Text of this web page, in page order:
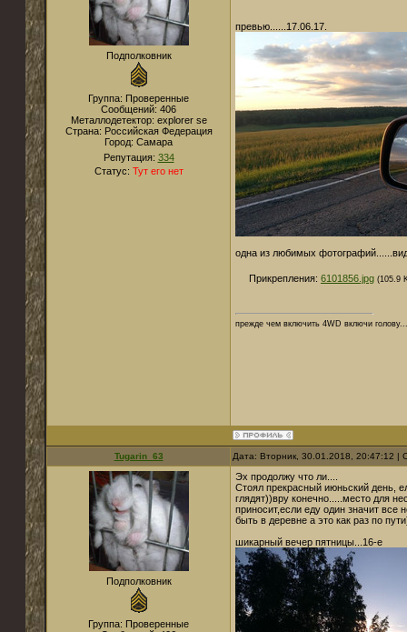
Подполковник
Группа: Проверенные
Сообщений: 406
Металлодетектор: explorer se
Страна: Российская Федерация
Город: Самара
Репутация: 334
Статус: Тут его нет
превью......17.06.17.
одна из любимых
Прикрепления: 6101856.jpg (105.9
прежде чем включить 4WD включи голову...
Tugarin_63 Дата: Вторник, 30.01.2018, 20:47:12
Подполковник
Группа: Проверенные
Эх продолжу что ли....
Стоял прекрасный июньский день,
глядят))вру конечно.....место для
приносит,если еду один значит все
быть в деревне а это как раз по
шикарный вечер пятницы...16-е